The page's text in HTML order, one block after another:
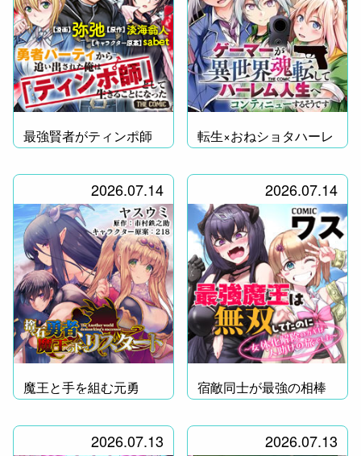
最強賢者がティンポ師
に!?
転生×おねショタハーレ
ム！
2026.07.14
魔王と手を組む元勇
者！
2026.07.14
宿敵同士が最強の相棒
に!?
2026.07.13 2026.07.13